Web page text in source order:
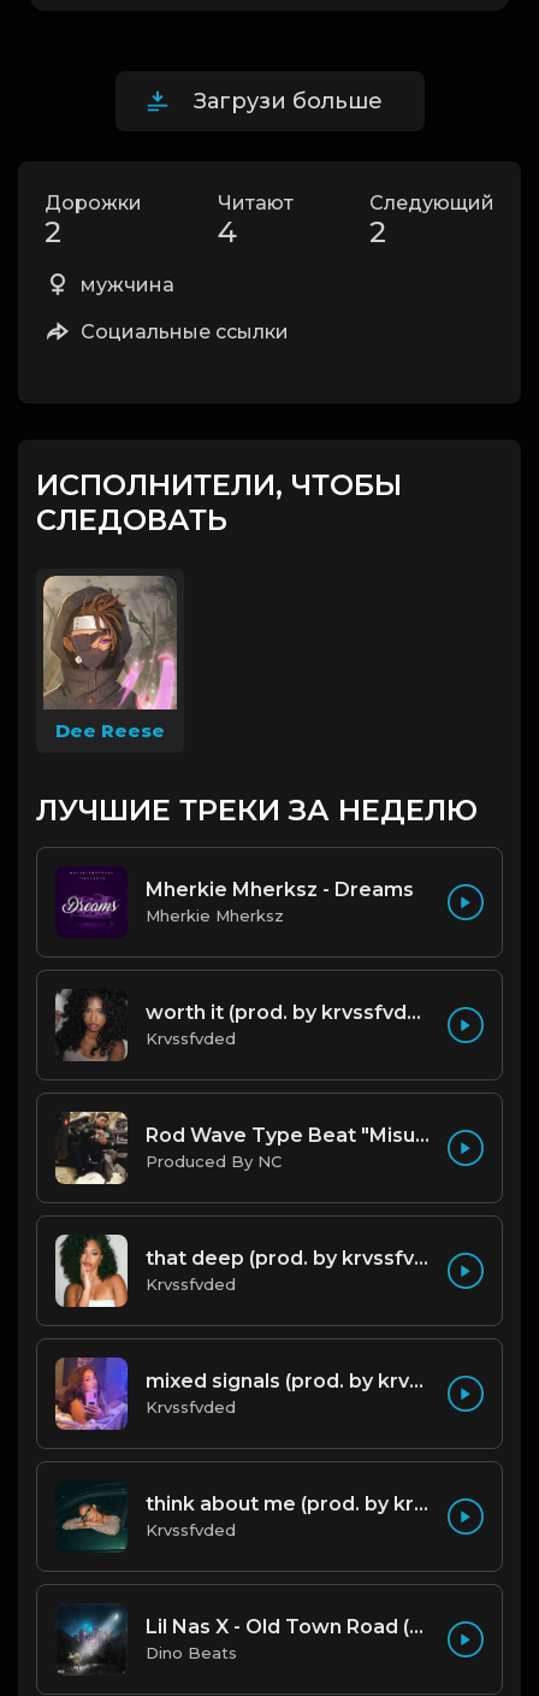
Загрузи больше
Дорожки
2
Читают
4
Следующий
2
мужчина
Социальные ссылки
ИСПОЛНИТЕЛИ, ЧТОБЫ
СЛЕДОВАТЬ
Dee Reese
ЛУЧШИЕ ТРЕКИ ЗА НЕДЕЛЮ
Mherkie Mherksz - Dreams
Mherkie Mherksz
worth it (prod. by krvssfvded) 144bpm
Krvssfvded
Rod Wave Type Beat "Misunderstood" |@ProdbyNc
Produced By NC
that deep (prod. by krvssfvded) 114bpm
Krvssfvded
mixed signals (prod. by krvssfvded & Dee Aye) 124bpm
Krvssfvded
think about me (prod. by krvssfvded) 123bpm
Krvssfvded
Lil Nas X - Old Town Road (Official Instrumental)
Dino Beats